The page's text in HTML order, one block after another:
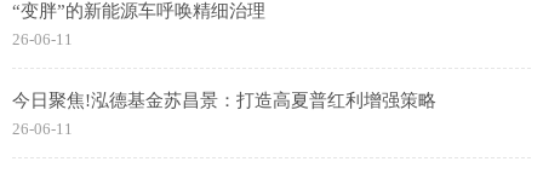
“变胖”的新能源车呼唤精细治理
26-06-11
今日聚焦!泓德基金苏昌景：打造高夏普红利增强策略
26-06-11